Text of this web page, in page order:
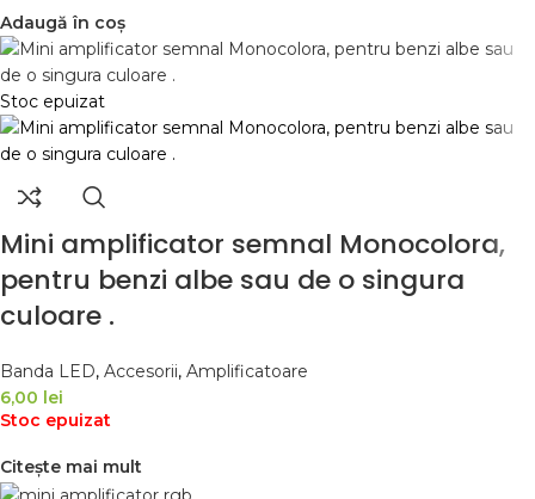
Adaugă în coș
Stoc epuizat
Mini amplificator semnal Monocolora,
pentru benzi albe sau de o singura
culoare .
Banda LED, Accesorii, Amplificatoare
6,00 lei
Stoc epuizat
Citește mai mult